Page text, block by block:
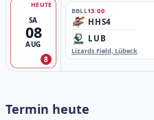
SA
08
AUG
HEUTE
8
BBLL13:00
HHS4
LUB
Lizards Field, Lübeck
Termin heute